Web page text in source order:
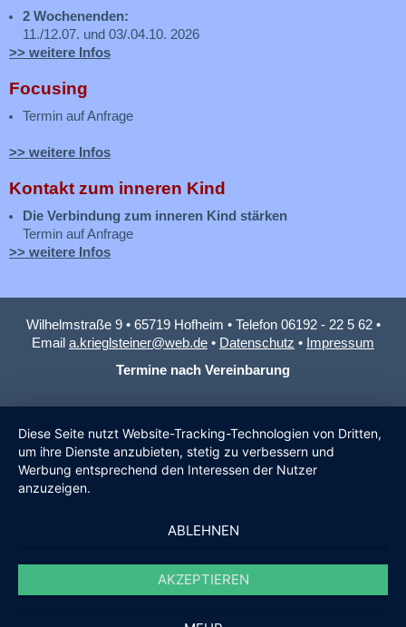
2 Wochenenden:
11./12.07. und 03/.04.10. 2026
>> weitere Infos
Focusing
Termin auf Anfrage
>> weitere Infos
Kontakt zum inneren Kind
Die Verbindung zum inneren Kind stärken
Termin auf Anfrage
>> weitere Infos
Wilhelmstraße 9 • 65719 Hofheim • Telefon 06192 - 22 5 62 •
Email a.krieglsteiner@web.de • Datenschutz • Impressum
Termine nach Vereinbarung
Diese Seite nutzt Website-Tracking-Technologien von Dritten,
um ihre Dienste anzubieten, stetig zu verbessern und
Werbung entsprechend den Interessen der Nutzer
anzuzeigen.
ABLEHNEN
AKZEPTIEREN